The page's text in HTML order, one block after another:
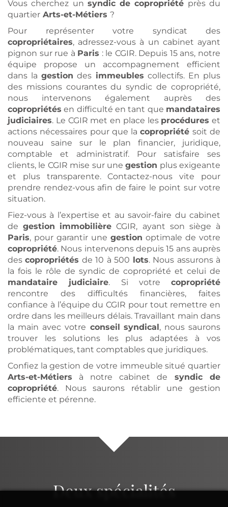
Vous cherchez un syndic de copropriété près du
quartier Arts-et-Métiers ?
Pour représenter votre syndicat des
copropriétaires, adressez-vous à un cabinet ayant
pignon sur rue à Paris : le CGIR. Depuis 15 ans, notre
équipe propose un accompagnement efficient
dans lagestion des immeubles collectifs. En plus
des missions courantes du syndic de copropriété,
nous intervenons également auprès des
copropriétés en difficulté en tant que mandataires
judiciaires. Le CGIR met en place les procédures et
actions nécessaires pour que lacopropriété soit de
nouveau saine sur le plan financier, juridique,
comptable et administratif. Pour satisfaire ses
clients, le CGIR mise sur unegestion plus exigeante
et plus transparente. Contactez-nous vite pour
prendre rendez-vous afin de faire le point sur votre
situation.
Fiez-vous à l’expertise et au savoir-faire du cabinet
degestion immobilière CGIR, ayant son siège à
Paris, pour garantir une gestion optimale de votre
copropriété. Nous intervenons depuis 15 ans auprès
descopropriétés de 10 à 500 lots. Nous assurons à
la fois le rôle de syndic de copropriété et celui de
mandataire judiciaire. Si votre copropriété
rencontre des difficultés financières, faites
confiance à l’équipe du CGIR pour tout remettre en
ordre dans les meilleurs délais. Travaillant main dans
la main avec votre conseil syndical, nous saurons
trouver les solutions les plus adaptées à vos
problématiques, tant comptables que juridiques.
Confiez la gestion de votre immeuble situé quartier
Arts-et-Métiers à notre cabinet de syndic de
copropriété. Nous saurons rétablir une gestion
efficiente et pérenne.
Deux spécialités